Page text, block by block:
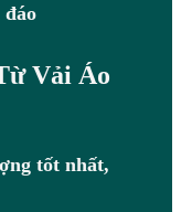
Vải Áo
tốt nhất,